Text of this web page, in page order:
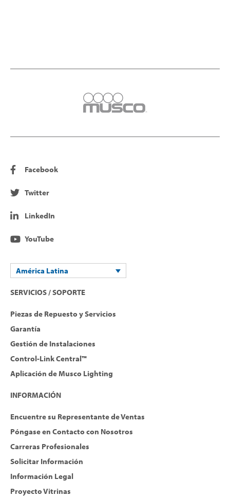
Facebook
Twitter
LinkedIn
YouTube
América Latina
SERVICIOS / SOPORTE
Piezas de Repuesto y Servicios
Garantía
Gestión de Instalaciones
Control-Link Central™
Aplicación de Musco Lighting
INFORMACIÓN
Encuentre su Representante de Ventas
Póngase en Contacto con Nosotros
Carreras Profesionales
Solicitar Información
Información Legal
Proyecto Vitrinas